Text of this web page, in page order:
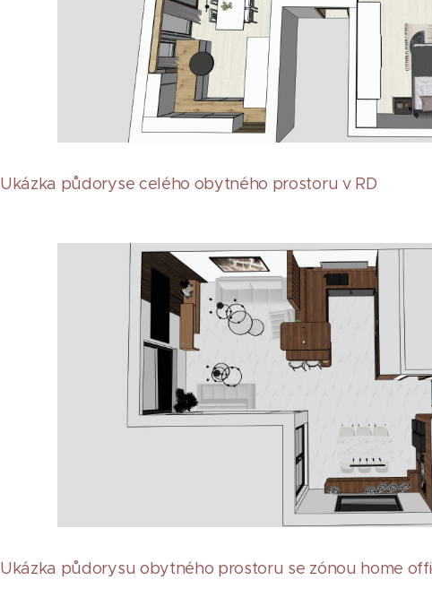
Ukázka půdoryse celého obytného prostoru v RD
Ukázka půdorysu obytného prostoru se zónou home